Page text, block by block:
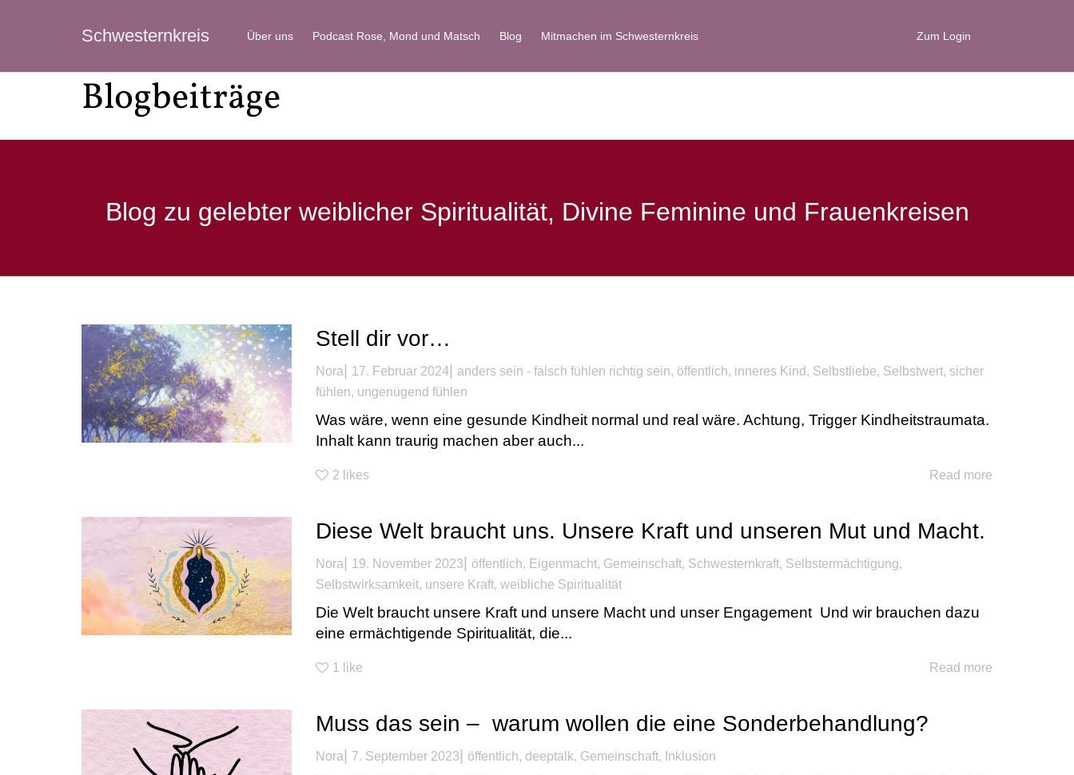
Schwesternkreis Über uns Podcast Rose, Mond und Matsch Blog Mitmachen im Schwesternkreis Zum Login
Blogbeiträge
Blog zu gelebter weiblicher Spiritualität, Divine Feminine und Frauenkreisen
Stell dir vor…
Nora 17. Februar 2024| anders sein - falsch fühlen richtig sein, öffentlich, inneres Kind, Selbstliebe, Selbstwert, sicher
fühlen, ungenügend fühlen
Was wäre, wenn eine gesunde Kindheit normal und real wäre. Achtung, Trigger Kindheitstraumata.
Inhalt kann traurig machen aber auch...
2 likes Read more
Diese Welt braucht uns. Unsere Kraft und unseren Mut und Macht.
Nora 19. November 2023 öffentlich, Eigenmacht, Gemeinschaft, Schwesternkraft, Selbstermächtigung,
Selbstwirksamkeit, unsere Kraft, weibliche Spiritualität
Die Welt braucht unsere Kraft und unsere Macht und unser Engagement Und wir brauchen dazu
eine ermächtigende Spiritualität, die...
1 like Read more
Muss das sein – warum wollen die eine Sonderbehandlung?
Nora| 7. September 2023 öffentlich, deeptalk, Gemeinschaft, Inklusion